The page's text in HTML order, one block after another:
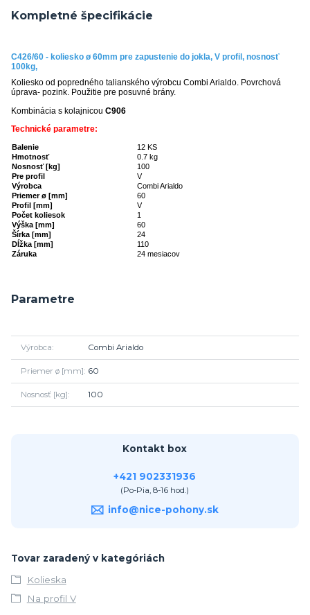
Kompletné špecifikácie
C426/60 - koliesko ø 60mm pre zapustenie do jokla, V profil, nosnosť
100kg,
Koliesko od popredného talianského výrobcu Combi Arialdo. Povrchová
úprava- pozink. Použitie pre posuvné brány.
Kombinácia s kolajnicou C906
Technické parametre:
Balenie
12 KS
Hmotnosť
0.7 kg
Nosnosť[kg]
100
Pre profil
V
Výrobca
Combi Arialdo
Priemer ø [mm]
60
Profil [mm]
V
Počet koliesok
1
Výška [mm]
60
Šírka [mm]
24
Dĺžka [mm]
110
Záruka
24 mesiacov
Parametre
Výrobca Combi Arialdo
Priemer ø [mm] 60
Nosnosť [kg] 100
Kontakt box
+421 902331936
(Po-Pia, 8-16 hod.)
info@nice-pohony.sk
Tovar zaradený v kategóriách
Kolieska
Na profil V